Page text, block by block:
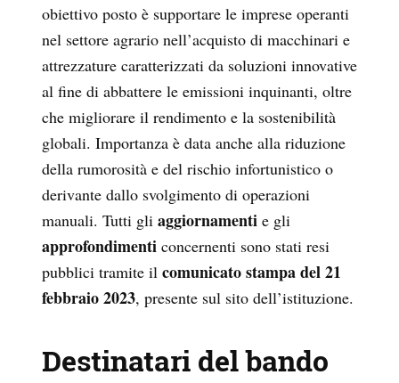
obiettivo posto è supportare le imprese operanti
nel settore agrario nell’acquisto di macchinari e
attrezzature caratterizzati da soluzioni innovative
al fine di abbattere le emissioni inquinanti, oltre
che migliorare il rendimento e la sostenibilità
globali. Importanza è data anche alla riduzione
della rumorosità e del rischio infortunistico o
derivante dallo svolgimento di operazioni
manuali. Tutti gli aggiornamenti e gli
approfondimenti concernenti sono stati resi
pubblici tramite il comunicato stampa del 21
febbraio 2023, presente sul sito dell’istituzione.
Destinatari del bando